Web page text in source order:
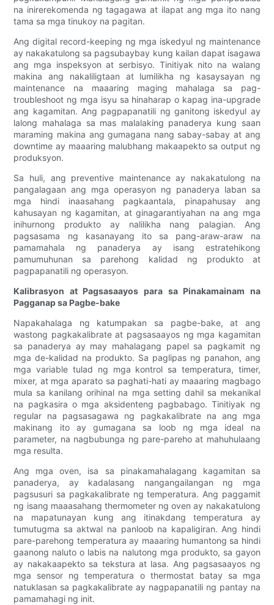
na inirerekomenda ng tagagawa at ilapat ang mga ito nang
tama sa mga tinukoy na pagitan.
Ang digital record-keeping ng mga iskedyul ng maintenance
ay nakakatulong sa pagsubaybay kung kailan dapat isagawa
ang mga inspeksyon at serbisyo. Tinitiyak nito na walang
makina ang nakaliligtaan at lumilikha ng kasaysayan ng
maintenance na maaaring maging mahalaga sa pag-
troubleshoot ng mga isyu sa hinaharap o kapag ina-upgrade
ang kagamitan. Ang pagpapanatili ng ganitong iskedyul ay
lalong mahalaga sa mas malalaking panaderya kung saan
maraming makina ang gumagana nang sabay-sabay at ang
downtime ay maaaring malubhang makaapekto sa output ng
produksyon.
Sa huli, ang preventive maintenance ay nakakatulong na
pangalagaan ang mga operasyon ng panaderya laban sa
mga hindi inaasahang pagkaantala, pinapahusay ang
kahusayan ng kagamitan, at ginagarantiyahan na ang mga
inihurnong produkto ay nalilikha nang palagian. Ang
pagsasama ng kasanayang ito sa pang-araw-araw na
pamamahala ng panaderya ay isang estratehikong
pamumuhunan sa parehong kalidad ng produkto at
pagpapanatili ng operasyon.
Kalibrasyon at Pagsasaayos para sa Pinakamainam na
Pagganap sa Pagbe-bake
Napakahalaga ng katumpakan sa pagbe-bake, at ang
wastong pagkakalibrate at pagsasaayos ng mga kagamitan
sa panaderya ay may mahalagang papel sa pagkamit ng
mga de-kalidad na produkto. Sa paglipas ng panahon, ang
mga variable tulad ng mga kontrol sa temperatura, timer,
mixer, at mga aparato sa paghati-hati ay maaaring magbago
mula sa kanilang orihinal na mga setting dahil sa mekanikal
na pagkasira o mga aksidenteng pagbabago. Tinitiyak ng
regular na pagsasagawa ng pagkakalibrate na ang mga
makinang ito ay gumagana sa loob ng mga ideal na
parameter, na nagbubunga ng pare-pareho at mahuhulaang
mga resulta.
Ang mga oven, isa sa pinakamahalagang kagamitan sa
panaderya, ay kadalasang nangangailangan ng mga
pagsusuri sa pagkakalibrate ng temperatura. Ang paggamit
ng isang maaasahang thermometer ng oven ay nakakatulong
na mapatunayan kung ang itinakdang temperatura ay
tumutugma sa aktwal na panloob na kapaligiran. Ang hindi
pare-parehong temperatura ay maaaring humantong sa hindi
gaanong naluto o labis na nalutong mga produkto, sa gayon
ay nakakaapekto sa tekstura at lasa. Ang pagsasaayos ng
mga sensor ng temperatura o thermostat batay sa mga
natuklasan sa pagkakalibrate ay nagpapanatili ng pantay na
pamamahagi ng init.